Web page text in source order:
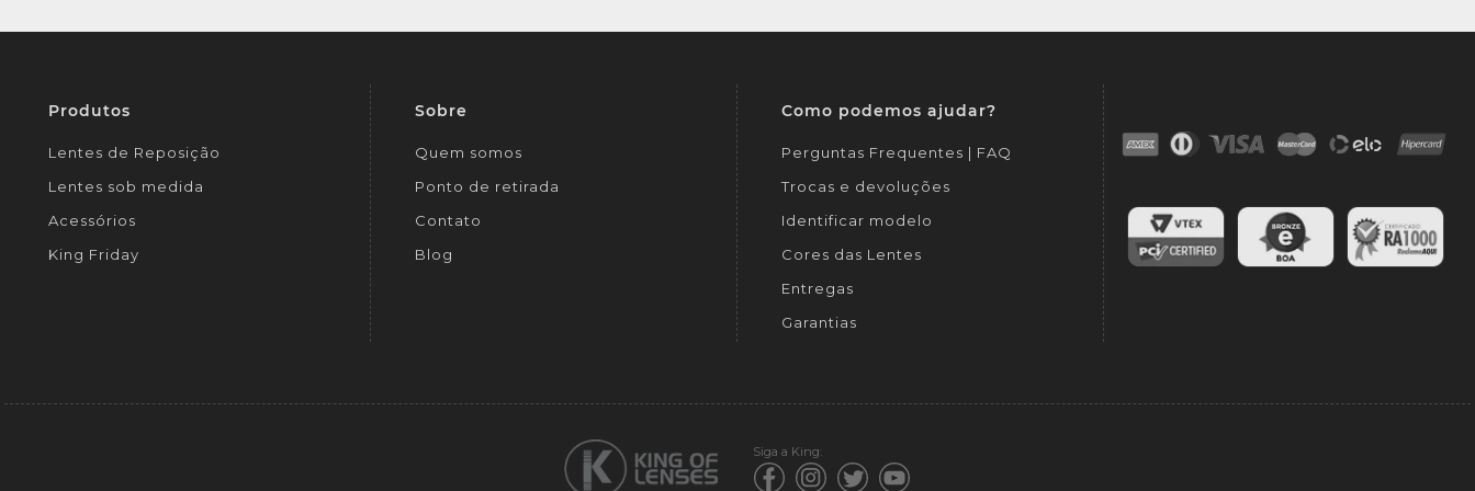
Produtos
Lentes de Reposição
Lentes sob medida
Acessórios
King Friday
Sobre
Quem somos
Ponto de retirada
Contato
Blog
Como podemos ajudar?
Perguntas Frequentes | FAQ
Trocas e devoluções
Identificar modelo
Cores das Lentes
Entregas
Garantias
Siga a King: